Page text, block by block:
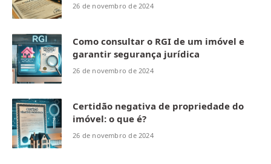
26 de novembro de 2024
Como consultar o RGI de um imóvel e
garantir segurança jurídica
26 de novembro de 2024
Certidão negativa de propriedade do
imóvel: o que é?
26 de novembro de 2024